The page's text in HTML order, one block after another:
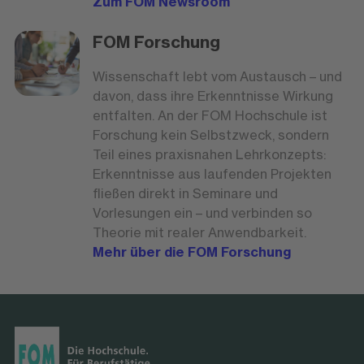
FOM Forschung
Wissenschaft lebt vom Austausch – und
davon, dass ihre Erkenntnisse Wirkung
entfalten. An der FOM Hochschule ist
Forschung kein Selbstzweck, sondern
Teil eines praxisnahen Lehrkonzepts:
Erkenntnisse aus laufenden Projekten
fließen direkt in Seminare und
Vorlesungen ein – und verbinden so
Theorie mit realer Anwendbarkeit.
Mehr über die FOM Forschung